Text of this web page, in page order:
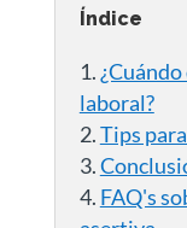
Índice
laboral?
Tips
FAQ's